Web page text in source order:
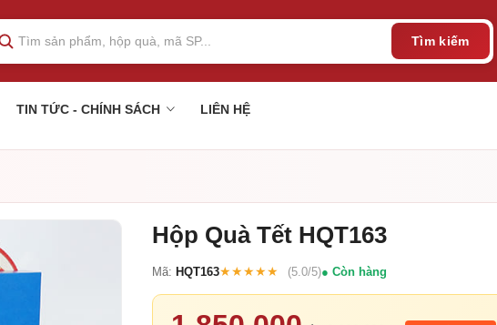
Tìm kiếm
TIN TỨC - CHÍNH SÁCH LIÊN HỆ
Hộp Quà Tết HQT163
Mã: HQT163★★★★★ (5.0/5) Còn hàng